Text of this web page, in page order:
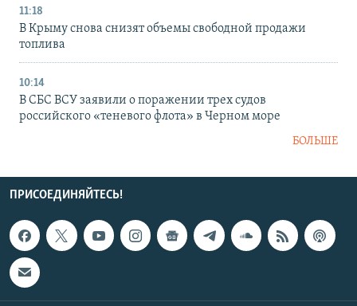
11:18
В Крыму снова снизят объемы свободной продажи
топлива
10:14
В СБС ВСУ заявили о поражении трех судов
российского «теневого флота» в Черном море
БОЛЬШЕ
ПРИСОЕДИНЯЙТЕСЬ!